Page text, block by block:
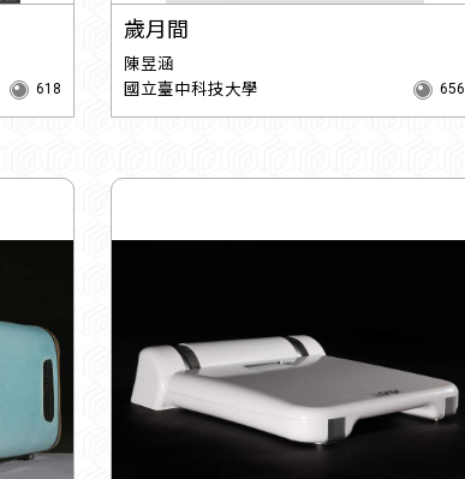
618
歲月間
陳昱涵
國立臺中科技大學
656